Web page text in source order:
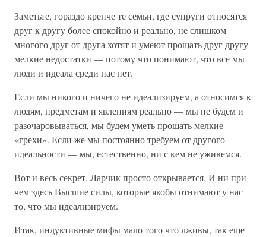
Заметьте, гораздо крепче те семьи, где супруги относятся
друг к другу более спокойно и реально, не слишком
многого друг от друга хотят и умеют прощать друг другу
мелкие недостатки — потому что понимают, что все мы
люди и идеала среди нас нет.
Если мы никого и ничего не идеализируем, а относимся к
людям, предметам и явлениям реально — мы не будем и
разочаровываться, мы будем уметь прощать мелкие
«грехи». Если же мы постоянно требуем от другого
идеальности — мы, естественно, ни с кем не уживемся.
Вот и весь секрет. Ларчик просто открывается. И ни при
чем здесь Высшие силы, которые якобы отнимают у нас
то, что мы идеализируем.
Итак, индуктивные мифы мало того что лживы, так еще